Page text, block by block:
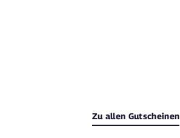
Zu allen Gutscheinen